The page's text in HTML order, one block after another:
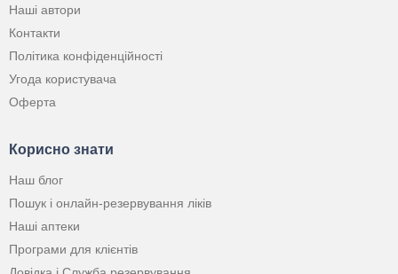
Наші автори
Контакти
Політика конфіденційності
Угода користувача
Оферта
Корисно знати
Наш блог
Пошук і онлайн-резервування ліків
Наші аптеки
Програми для клієнтів